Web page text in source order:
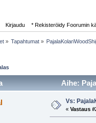
Kirjaudu * Rekisteröidy Foorumin
» Tapahtumat »
Aihe:
Vs:
«Vastaus